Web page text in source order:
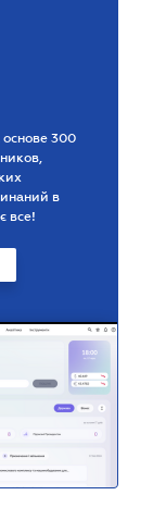
300
в
все!